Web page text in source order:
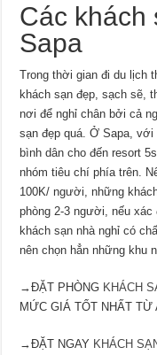
Các khách
Sapa
Trong thời gian đi du lịch
khách sạn đẹp, sạch sẽ,
nơi để nghỉ chân bởi cả
sạn đẹp quá. Ở Sapa,
bình dân cho đến resort
nhóm tiêu chí phía trên.
100K/ người, những
phòng 2-3 người, nếu
khách sạn nhà nghỉ có
nên chọn hẳn những khu
→ĐẶT PHÒNG KHÁCH
MỨC GIÁ TỐT NHẤT TỪ
→ĐẶT NGAY KHÁCH